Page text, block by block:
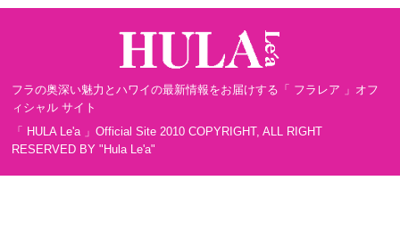
フラの奥深い魅力とハワイの最新情報をお届けする「 フラレア 」オフ
ィシャル サイト
「 HULA Le'a 」Official Site 2010 COPYRIGHT, ALL RIGHT
RESERVED BY "Hula Le'a"